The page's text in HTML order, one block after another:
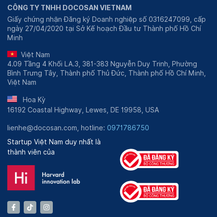
nhiệm vụ và không ngừng phát triển từng ngày. Cho
đến nay, phòng khám đã nhận khá nhiều phản hồi tích
cực từ phía khách hàng.
Đội ngũ y bác sĩ
Đội ngũ nhân sự đang công tác và làm việc tại Phòng
khám Dr Marie Ba Đình:
kinh nghiệm khám chữa bệnh phụ khoa. Trước khi
về công tác tại Dr Marie, bác sĩ đã từng tu nghiệp
tại Trung tâm Y tế Từ Liêm.
Điều dưỡng Trần Thị Minh Thu: Có nhiều kinh
nghiệm công tác tại phòng khám sản tư nhân tại
Hà Nội như Phòng khám MSI Hà Nội 1, Phòng
khám Dr Marie Ba Đình,...
Bên cạnh đó còn một số y bác sĩ và nhân viên y tế
khác đang công tác tại phòng khám. Họ đều được giới
chuyên môn đánh giá cao tay nghề, tác phong khi làm
CÔNG TY TNHH DOCOSAN VIETNAM
Giấy chứng nhận Đăng ký Doanh nghiệp số 0316247099, cấp
ngày 27/04/2020 tại Sở Kế hoạch Đầu tư Thành phố Hồ Chí
Minh
Việt Nam
4.09 Tầng 4 Khối LA.3, 381-383 Nguyễn Duy Trinh, Phường
Bình Trưng Tây, Thành phố Thủ Đức, Thành phố Hồ Chí Minh,
Việt Nam
Hoa Kỳ
16192 Coastal Highway, Lewes, DE 19958, USA
lienhe@docosan.com, hotline: 0971786750
Startup Việt Nam duy nhất là
thành viên của